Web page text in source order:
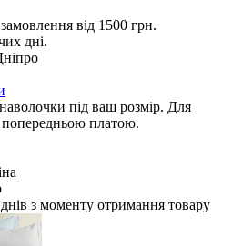
від 1500 грн.
дні.
під ваш розмір. Для
попередньою платою.
з моменту отримання товару